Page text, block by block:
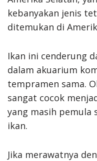
kebanyakan jenis
ditemukan di
Ikan ini cenderung
dalam akuarium
tempramen sama.
sangat cocok
yang masih pemula
ikan.
Jika merawatnya